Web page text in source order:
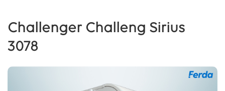
Challenger Challeng Sirius
3078